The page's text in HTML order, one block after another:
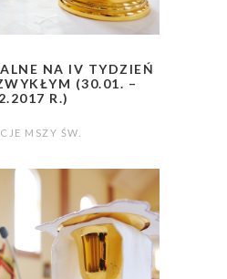
NA IV TYDZIEŃ
(30.01. –
R.)
MSZY ŚW.